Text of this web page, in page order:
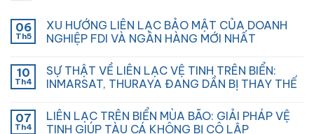
06
Th5
XU HƯỚNG LIÊN LẠC BẢO MẬT CỦA DOANH
NGHIỆP FDI VÀ NGÂN HÀNG MỚI NHẤT
10
Th4
SỰ THẬT VỀ LIÊN LẠC VỆ TINH TRÊN BIỂN:
INMARSAT, THURAYA ĐANG DẦN BỊ THAY THẾ
07
Th4
LIÊN LẠC TRÊN BIỂN MÙA BÃO: GIẢI PHÁP VỆ
TINH GIÚP TÀU CÁ KHÔNG BỊ CÔ LẬP